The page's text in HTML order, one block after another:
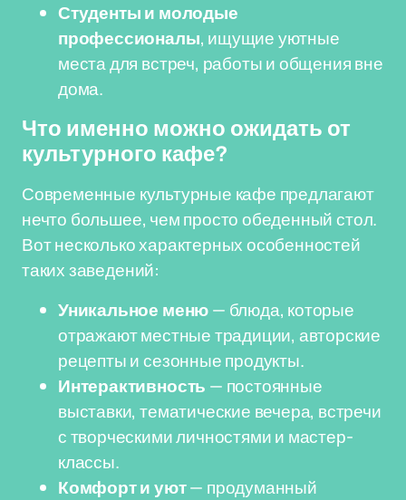
Студенты и молодые
профессионалы, ищущие уютные
места для встреч, работы и общения вне
дома.
Что именно можно ожидать от
культурного кафе?
Современные культурные кафе предлагают
нечто большее, чем просто обеденный стол.
Вот несколько характерных особенностей
таких заведений:
Уникальное меню— блюда, которые
отражают местные традиции, авторские
рецепты и сезонные продукты.
Интерактивность — постоянные
выставки, тематические вечера, встречи
с творческими личностями и мастер-
классы.
Комфорт и уют— продуманный